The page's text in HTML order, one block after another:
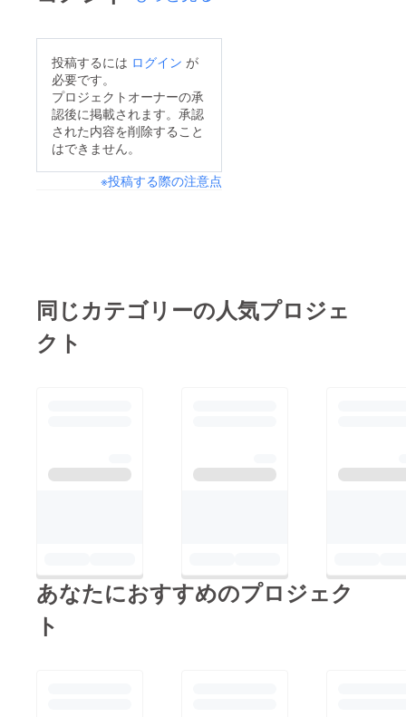
した。そのため、弊社
が予定しておりました
3月26日の上映会を中
止することといたしま
せいたします。パトロ
び申し上げます。中止
に伴う代替上映会日程
しております。 な
ルでの上映会開催につ
投稿するには ログイン が
必要です。
プロジェクトオーナーの承
認後に掲載されます。承認
された内容を削除すること
はできません。
※投稿する際の注意点
同じカテゴリーの人気プロジェ
クト
あなたにおすすめのプロジェク
ト